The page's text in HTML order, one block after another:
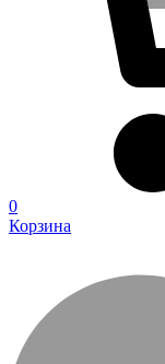
0
Корзина